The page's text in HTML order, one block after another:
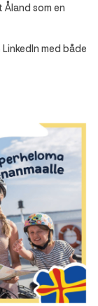
som en
med både